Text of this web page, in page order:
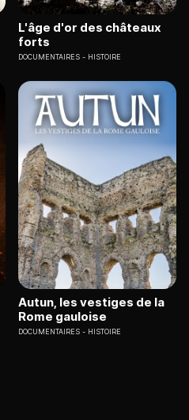
L'âge d'or des châteaux
forts
DOCUMENTAIRES HISTOIRE
Autun, les vestiges de la
Rome gauloise
DOCUMENTAIRES HISTOIRE